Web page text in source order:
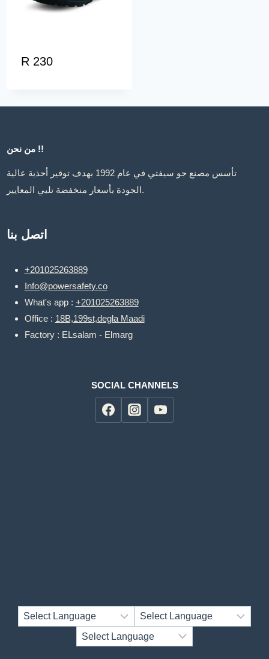
R 230
من نحن !!
تأسس مصنع جو سيفتي في عام 1992 بهدف توفير أحذية عالية
الجودة بأسعار منخفضة تلبي المعايير.
اتصل بنا
+201025263889
Info@powersafety.co
What's app : +201025263889
Office : 18B,199st,degla Maadi
Factory : ELsalam - Elmarg
SOCIAL CHANNELS